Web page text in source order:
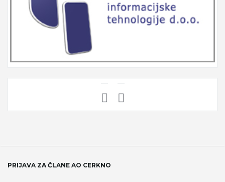
PRIJAVA ZA ČLANE AO CERKNO